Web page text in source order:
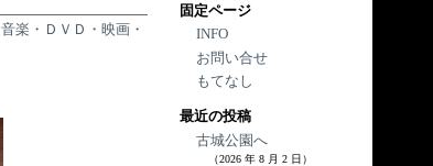
音楽・ＤＶＤ・映画・
固定ページ
INFO
お問い合せ
もてなし
最近の投稿
古城公園へ
（2026 年 8 月 2 日）